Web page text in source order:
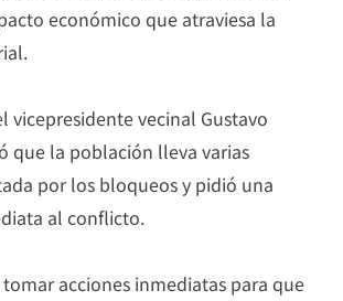
económico que atraviesa la
vicepresidente vecinal Gustavo
que la población lleva varias
por los bloqueos y pidió una
al conflicto.
acciones inmediatas para que